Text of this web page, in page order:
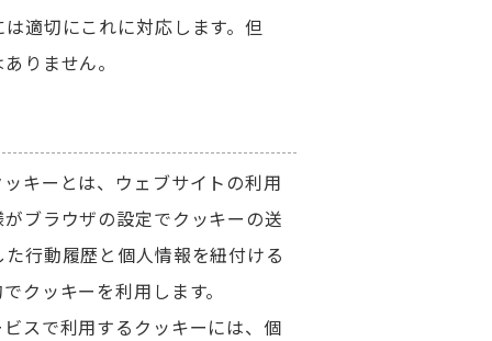
適切にこれに対応します。但
りません。
キーとは、ウェブサイトの利用
ブラウザの設定でクッキーの送
行動履歴と個人情報を紐付ける
クッキーを利用します。
スで利用するクッキーには、個